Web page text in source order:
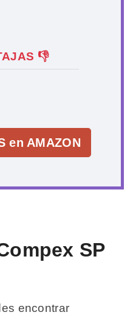
👎
en AMAZON
SP
encontrar